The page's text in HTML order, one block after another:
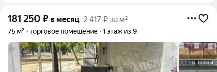
181 250 ₽ в месяц 2 417 ₽ за м²
75 м² торговое помещение 1 этаж из 9